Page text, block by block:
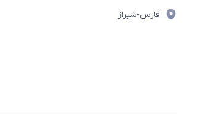
فارس-شیراز